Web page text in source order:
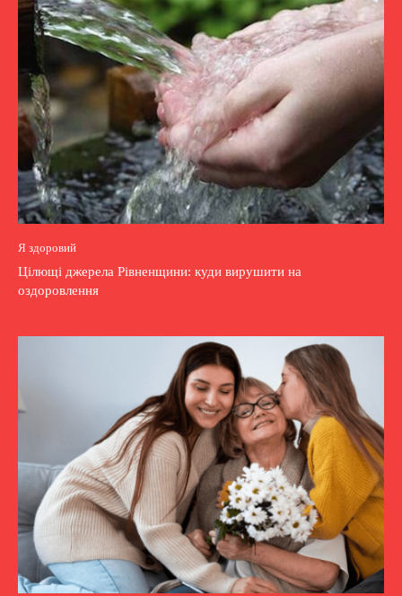
Я здоровий
Цілющі джерела Рівненщини: куди вирушити на
оздоровлення